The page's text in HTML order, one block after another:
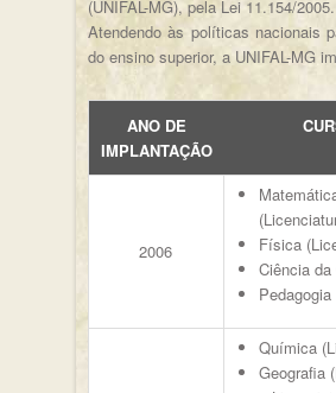
(UNIFAL-MG), pela Lei 11.154/2005.
Atendendo às políticas nacionais
do ensino superior, a UNIFAL-MG
ANO DE
IMPLANTAÇÃO
2006
Física
Ciência
Pedagogia
Química
Geografia